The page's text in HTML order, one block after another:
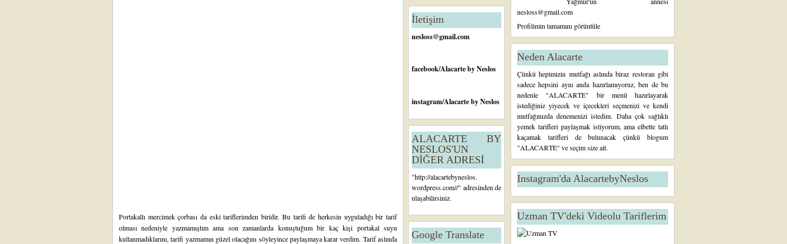
Portakallı mercimek çorbası da eski tariflerimden biridir. Bu tarifi de herkesin uyguladığı bir tarif
olması nedeniyle yazmamıştım ama son zamanlarda konuştuğum bir kaç kişi portakal suyu
kullanmadıklarını, tarifi yazmamın güzel olacağını söyleyince paylaşmaya karar verdim. Tarif aslında
İletişim
nesloss@gmail.com
facebook/Alacarte by Neslos
instagram/Alacarte by Neslos
ALACARTE BY
NESLOS'UN
DİĞER ADRESİ
"http://alacartebyneslos.
wordpress.com//" adresinden de
ulaşabilirsiniz.
Google Translate
nesloss@gmail.com
Profilimin tamamını görüntüle
Neden Alacarte
Çünkü hepimizin mutfağı aslında biraz restoran gibi
sadece hepsini aynı anda hazırlamıyoruz, ben de bu
nedenle "ALACARTE" bir menü hazırlayarak
istediğiniz yiyecek ve içecekleri seçmenizi ve kendi
mutfağınızda denemenizi istedim. Daha çok sağlıklı
yemek tarifleri paylaşmak istiyorum, ama elbette tatlı
kaçamak tarifleri de bulunacak çünkü blogum
"ALACARTE" ve seçim size ait.
Instagram'da AlacartebyNeslos
Uzman TV'deki Videolu Tariflerim